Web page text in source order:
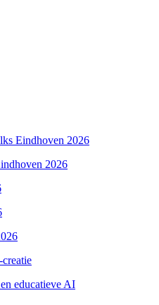
Eindhoven 2026
2026
educatieve AI